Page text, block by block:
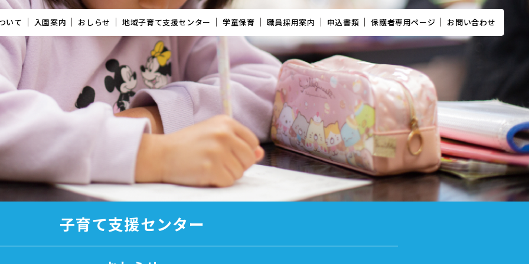
いて 入園案内 おしらせ 地域子育て支援センター 学童保育 職員採用案内 申込書類 保護者専用ページ お問い合わせ
子育て支援センター